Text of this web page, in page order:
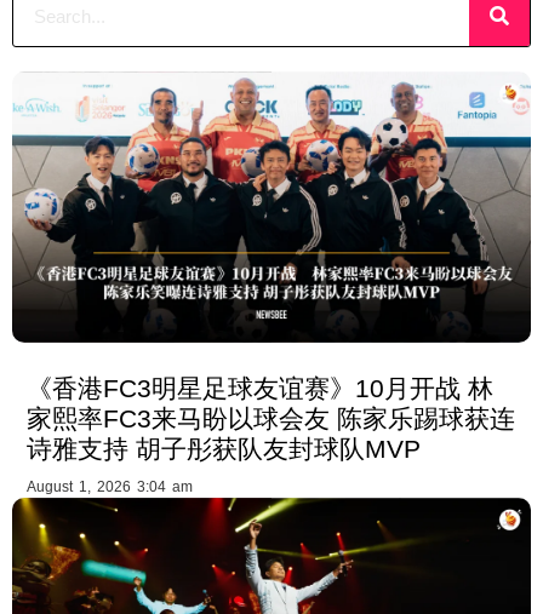
《香港FC3明星足球友谊赛》10月开战 林
家熙率FC3来马盼以球会友 陈家乐踢球获连
诗雅支持 胡子彤获队友封球队MVP
August 1, 2026 3:04 am